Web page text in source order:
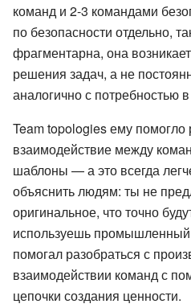
команд и 2-3 командами
по безопасности отдельно,
фрагментарна, она
решения задач, а не
аналогично с потребностью
Team topologies ему помогло
взаимодействие между
шаблоны — а это всегда
объяснить людям: ты не
оригинальное, что точно
используешь
помогал разобраться с
взаимодействии команд с
цепочки создания ценности.